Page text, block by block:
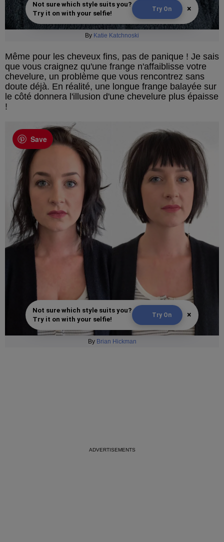
Not sure which style suits you?
Try it on with your selfie!
Try On ×
By Katie Katchnoski
Même pour les cheveux fins, pas de panique ! Je sais
que vous craignez qu'une frange n'affaiblisse votre
chevelure, un problème que vous rencontrez sans
doute déjà. En réalité, une longue frange balayée sur
le côté donnera l'illusion d'une chevelure plus épaisse
!
Save
Not sure which style suits you?
Try it on with your selfie!
Try On ×
By Brian Hickman